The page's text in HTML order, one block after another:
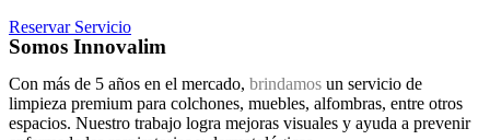
Reservar Servicio
Somos Innovalim
Con más de 5 años en el mercado, brindamos un servicio de
limpieza premium para colchones, muebles, alfombras, entre otros
espacios. Nuestro trabajo logra mejoras visuales y ayuda a prevenir